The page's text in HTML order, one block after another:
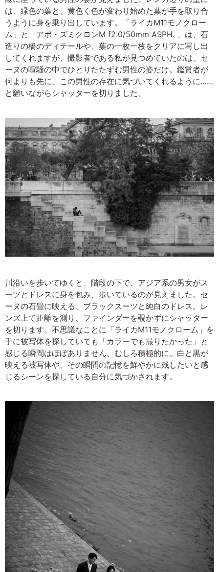
は、緑色の葉と、黄色く色が変わり始めた葉が手を取り合
うように身を乗り出しています。「ライカM11モノクロー
ム」と「アポ・ズミクロンM f2.0/50mm ASPH. 」は、石
造りの橋のディテールや、葉の一枚一枚をクリアに写し出
してくれますが、撮影者である私が見つめていたのは、セ
ーヌの喧騒の中でひとりたたずむ男性の姿だけ。鑑賞者が
何よりも先に、この男性の存在に気づいてくれるように……
と願いながらシャッターを切りました。
川沿いを歩いてゆくと、階段の下で、アジア系の男女がス
ーツとドレスに身を包み、歩いているのが見えました。セ
ーヌの石畳に映える、ブラックスーツと純白のドレス。レ
ンズ上で距離を測り、ファインダーを覗かずにシャッター
を切ります。不思議なことに「ライカM11モノクローム」を
手に被写体を探していても「カラーでも撮りたかった」と
感じる瞬間はほぼありません。むしろ積極的に、白と黒が
映える被写体や、その瞬間の記憶を鮮やかに残したいと感
じるシーンを探している自分に気づかされます。